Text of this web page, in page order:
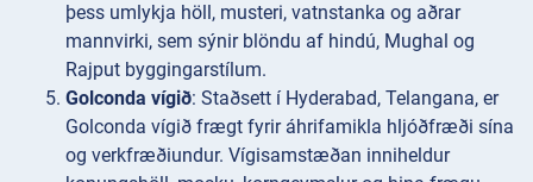
þess umlykja höll, musteri, vatnstanka og aðrar
mannvirki, sem sýnir blöndu af hindú, Mughal og
Rajput byggingarstílum.
Golconda vígið: Staðsett í Hyderabad, Telangana, er
Golconda vígið frægt fyrir áhrifamikla hljóðfræði sína
og verkfræðiundur. Vígisamstæðan inniheldur